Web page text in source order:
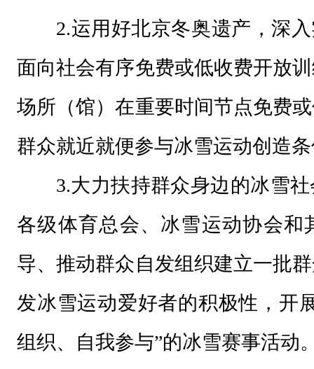
2.运用好北京冬奥遗产，深
面向社会有序免费或低收费开放
场所（馆）在重要时间节点免费
群众就近就便参与冰雪运动创造
3.大力扶持群众身边的冰雪
各级体育总会、冰雪运动协会和
导、推动群众自发组织建立一批
发冰雪运动爱好者的积极性，开
组织、自我参与”的冰雪赛事活动